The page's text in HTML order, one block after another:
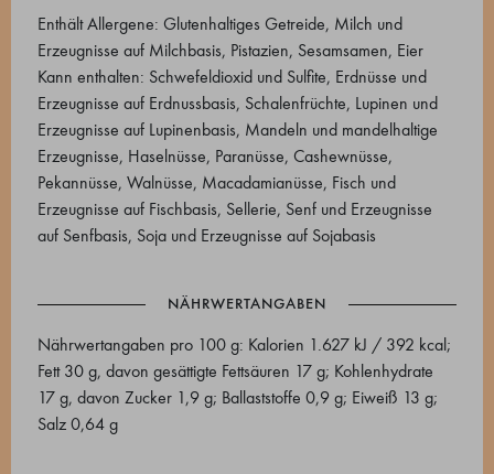
Enthält Allergene: Glutenhaltiges Getreide, Milch und
Erzeugnisse auf Milchbasis, Pistazien, Sesamsamen, Eier
Kann enthalten: Schwefeldioxid und Sulfite, Erdnüsse und
Erzeugnisse auf Erdnussbasis, Schalenfrüchte, Lupinen und
Erzeugnisse auf Lupinenbasis, Mandeln und mandelhaltige
Erzeugnisse, Haselnüsse, Paranüsse, Cashewnüsse,
Pekannüsse, Walnüsse, Macadamianüsse, Fisch und
Erzeugnisse auf Fischbasis, Sellerie, Senf und Erzeugnisse
auf Senfbasis, Soja und Erzeugnisse auf Sojabasis
NÄHRWERTANGABEN
Nährwertangaben pro 100 g: Kalorien 1.627 kJ / 392 kcal;
Fett 30 g, davon gesättigte Fettsäuren 17 g; Kohlenhydrate
17 g, davon Zucker 1,9 g; Ballaststoffe 0,9 g; Eiweiß 13 g;
Salz 0,64 g